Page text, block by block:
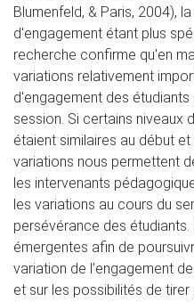
Blumenfeld, & Paris, 2004),
d'engagement étant plus
recherche confirme qu'en
variations relativement
d'engagement des
session. Si certains niveaux
étaient similaires au début
variations nous permettent
les intervenants
les variations au cours du
persévérance des
émergentes afin de
variation de l’engagement
et sur les possibilités de